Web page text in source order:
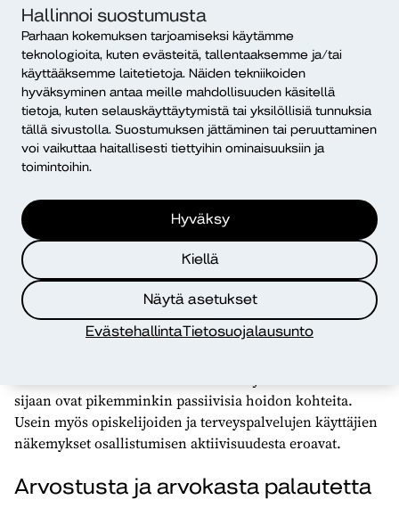
Hallinnoi suostumusta
Parhaan kokemuksen tarjoamiseksi käytämme
teknologioita, kuten evästeitä, tallentaaksemme ja/tai
käyttääksemme laitetietoja. Näiden tekniikoiden
hyväksyminen antaa meille mahdollisuuden käsitellä
tietoja, kuten selauskäyttäytymistä tai yksilöllisiä tunnuksia
tällä sivustolla. Suostumuksen jättäminen tai peruuttaminen
voi vaikuttaa haitallisesti tiettyihin ominaisuuksiin ja
toimintoihin.
Hyväksy
Kiellä
Näytä asetukset
EvästehallintaTietosuojalausunto
Rohkaiseminen oman tilanteensa
asiantuntijuuteen
Terveyspalvelujen käyttäjien aktiivinen osallistuminen
terveysalan koulutukseen on viime vuosina lisääntynyt.
Opiskelijat näkevät terveyspalvelujen käyttäjien arvon
oppimisen tärkeänä tukijana.
Osallistujien aktiivisuus
kuitenkin vaihtelee.
sijaan ovat pikemminkin passiivisia hoidon kohteita.
Usein myös opiskelijoiden ja terveyspalvelujen käyttäjien
näkemykset osallistumisen aktiivisuudesta eroavat.
Arvostusta ja arvokasta palautetta